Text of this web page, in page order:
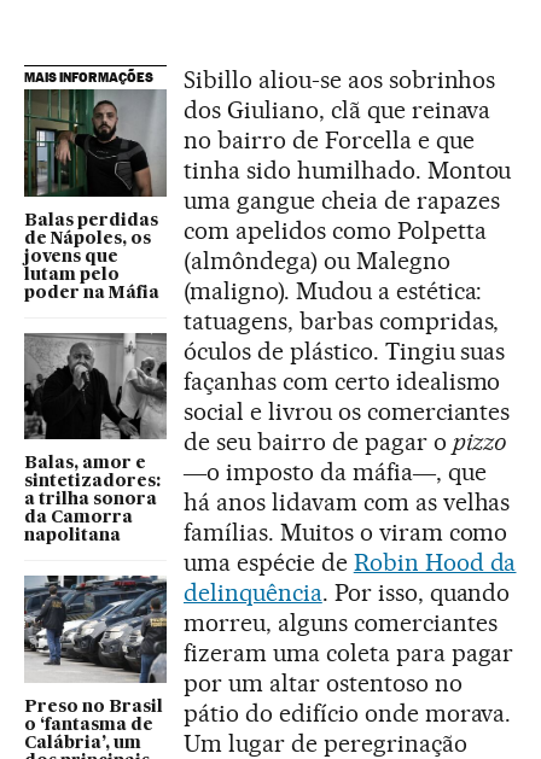
MAIS INFORMAÇÕES
Balas perdidas
de Nápoles, os
jovens que
lutam pelo
poder na Máfia
Balas, amor e
sintetizadores:
a trilha sonora
da Camorra
napolitana
Preso no Brasil
o ‘fantasma de
Calábria’, um
Sibillo aliou-se aos sobrinhos
dos Giuliano, clã que reinava
no bairro de Forcella e que
tinha sido humilhado. Montou
uma gangue cheia de rapazes
com apelidos como Polpetta
(almôndega) ou Malegno
(maligno). Mudou a estética:
tatuagens, barbas compridas,
óculos de plástico. Tingiu suas
façanhas com certo idealismo
social e livrou os comerciantes
de seu bairro de pagar o pizzo
―o imposto da máfia―, que
há anos lidavam com as velhas
famílias. Muitos o viram como
uma espécie de Robin Hood da
delinquência. Por isso, quando
morreu, alguns comerciantes
fizeram uma coleta para pagar
por um altar ostentoso no
pátio do edifício onde morava.
Um lugar de peregrinação